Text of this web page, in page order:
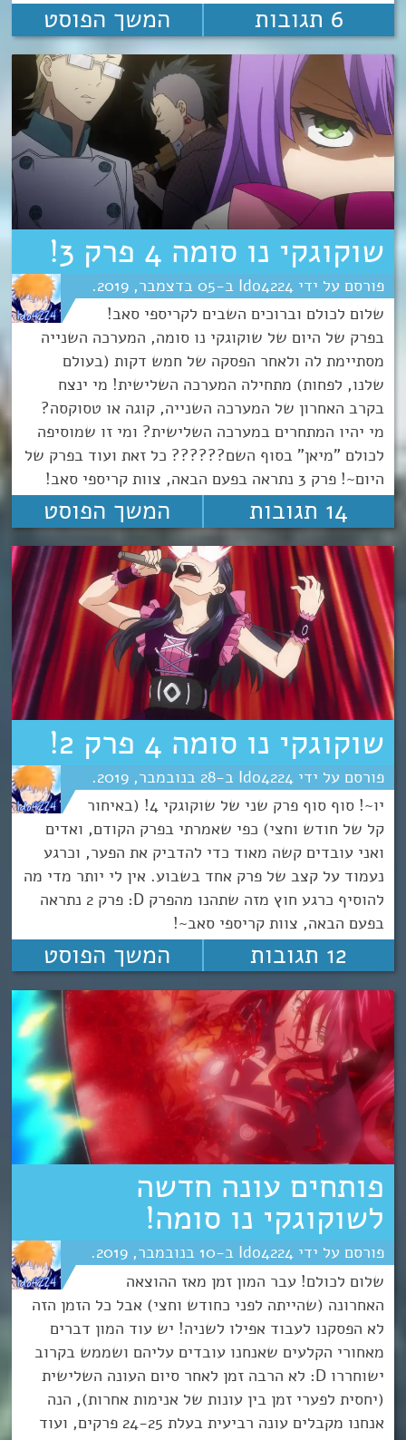
6 תגובות המשך הפוסט
שוקוגקי נו סומה 4 פרק 3!
Ido4224
05 דצמבר 2019
שלום לכולם וברוכים השבים לקריספי סאב!
בפרק של היום של שוקוגקי נו סומה, המערכה השנייה
מסתיימת לה ולאחר הפסקה של חמש דקות (בעולם
שלנו, לפחות) מתחילה המערכה השלישית! מי ינצח
בקרב האחרון של המערכה השנייה, קוגה או טסוקסה?
מי יהיו המתחרים במערכה השלישית? ומי זו שמוסיפה
לכולם "מיאן" בסוף השם?????? כל זאת ועוד בפרק של
היום~! פרק 3 נתראה בפעם הבאה, צוות קריספי סאב!
14 תגובות המשך הפוסט
שוקוגקי נו סומה 4 פרק 2!
Ido4224
28 נובמבר 2019
יו~! סוף סוף פרק שני של שוקוגקי 4! (באיחור
קל של חודש וחצי) כפי שאמרתי בפרק הקודם, ואדים
ואני עובדים קשה מאוד כדי להדביק את הפער, וכרגע
נעמוד על קצב של פרק אחד בשבוע. אין לי יותר מדי מה
להוסיף כרגע חוץ מזה שתהנו מהפרק D: פרק 2 נתראה
בפעם הבאה, צוות קריספי סאב~!
12 תגובות המשך הפוסט
פותחים עונה חדשה
לשוקוגקי נו סומה!
Ido4224
10 נובמבר 2019
שלום לכולם! עבר המון זמן מאז ההוצאה
האחרונה (שהייתה לפני כחודש וחצי) אבל כל הזמן הזה
לא הפסקנו לעבוד אפילו לשניה! יש עוד המון דברים
מאחורי הקלעים שאנחנו עובדים עליהם ושממש בקרוב
ישוחררו D: לא הרבה זמן לאחר סיום העונה השלישית
(יחסית לפערי זמן בין עונות של אנימות אחרות), הנה
אנחנו מקבלים עונה רביעית בעלת 24-25 פרקים, ועוד